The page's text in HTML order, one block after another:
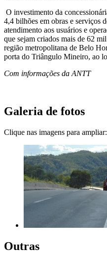
O investimento da
4,4 bilhões em obras e serviços
atendimento aos usuários e
que sejam criados mais de 62
região metropolitana de Belo
porta do Triângulo Mineiro, ao
Com informações da ANTT
Galeria de fotos
Clique nas imagens para ampliar:
Outras